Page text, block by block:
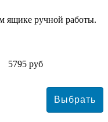
ящике ручной работы.
5795 руб